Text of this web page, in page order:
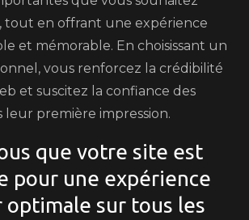
tout en offrant une expérience
et mémorable. En choisissant un
vous renforcez la crédibilité
et suscitez la confiance des
leur première impression.
que votre site est
pour une expérience
sur tous les